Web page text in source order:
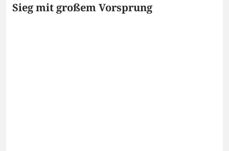
Sieg mit großem Vorsprung